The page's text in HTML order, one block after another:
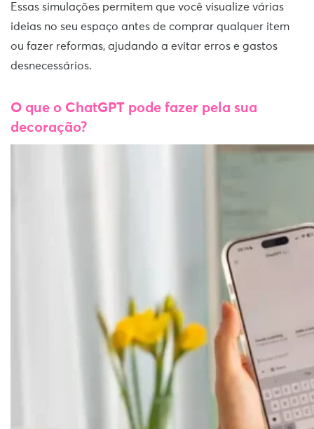
Essas simulações permitem que você visualize várias
ideias no seu espaço antes de comprar qualquer item
ou fazer reformas, ajudando a evitar erros e gastos
desnecessários.
O que o ChatGPT pode fazer pela sua
decoração?